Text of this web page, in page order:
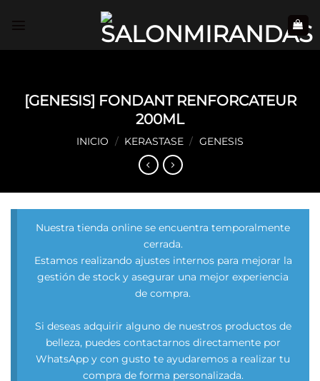
[GENESIS] FONDANT RENFORCATEUR
200ML
INICIO / KERASTASE / GENESIS
Nuestra tienda online se encuentra temporalmente
cerrada.
Estamos realizando ajustes internos para mejorar la
gestión de stock y asegurar una mejor experiencia
de compra.
Si deseas adquirir alguno de nuestros productos de
belleza, puedes contactarnos directamente por
WhatsApp y con gusto te ayudaremos a realizar tu
compra de forma personalizada.